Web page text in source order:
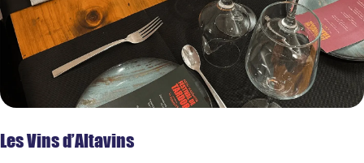
Les Vins d’Altavins